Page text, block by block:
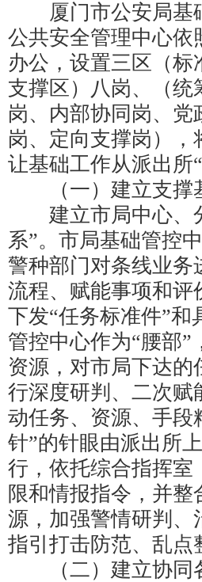
厦门市公安局基础
公共安全管理中心依
办公，设置三区（
支撑区）八岗、（
岗、内部协同岗、
岗、定向支撑岗）
让基础工作从派出所
（一）建立支撑
建立市局中心、分
系”。市局基础管控
警种部门对条线业
流程、赋能事项和评
下发“任务标准件”
管控中心作为“腰部
资源，对市局下达
行深度研判、二次赋
动任务、资源、手段
针”的针眼由派出所
行，依托综合指挥室
限和情报指令，并整
源，加强警情研判、
指引打击防范、乱点
（二）建立协同